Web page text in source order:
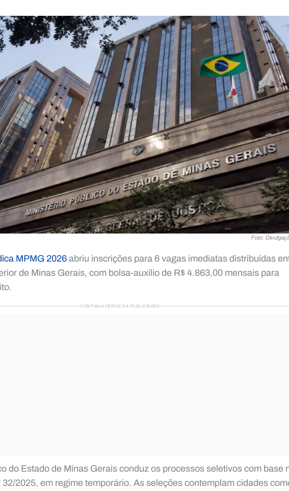
Foto:
MPMG 2026 abriu inscrições para 6 vagas imediatas distribuídas
de Minas Gerais, com bolsa-auxílio de R$ 4.863,00 mensais para
CONTINUA DEPOIS DA PUBLICIDADE
do Estado de Minas Gerais conduz os processos seletivos com base
32/2025, em regime temporário. As seleções contemplam cidades